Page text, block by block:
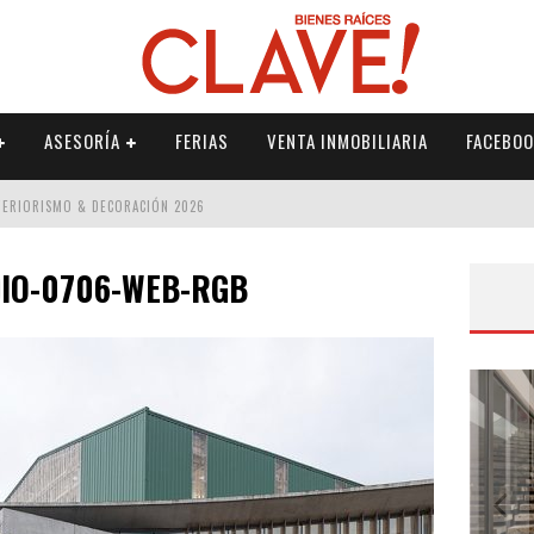
ASESORÍA FERIAS VENTA INMOBILIARIA
& DECORACIÓN 2026
0706-WEB-RGB